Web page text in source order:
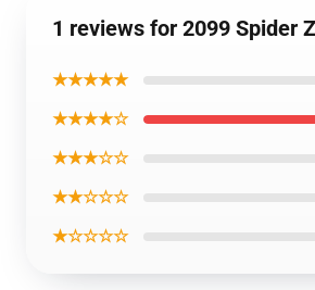
1 reviews for 2099 Spider
★★★★★
★★★★☆
★★★☆☆
★★☆☆☆
★☆☆☆☆